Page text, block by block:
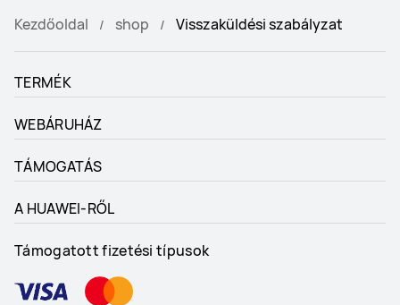
Kezdőoldal shop Visszaküldési szabályzat
TERMÉK
WEBÁRUHÁZ
TÁMOGATÁS
A HUAWEI-RŐL
Támogatott fizetési típusok